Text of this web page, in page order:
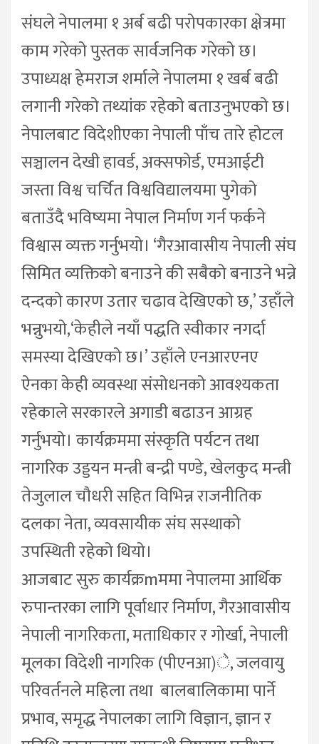
संघले नेपालमा १ अर्ब बढी परोपकारका क्षेत्रमा
काम गरेको पुस्तक सार्वजनिक गरेको छ।
उपाध्यक्ष हेमराज शर्माले नेपालमा १ खर्ब बढी
लगानी गरेको तथ्यांक रहेको बताउनुभएको छ।
नेपालबाट विदेशीएका नेपाली पाँच तारे होटल
सञ्चालन देखी हावर्ड, अक्सफोर्ड, एमआईटी
जस्ता विश्व चर्चित विश्वविद्यालयमा पुगेको
बताउँदै भविष्यमा नेपाल निर्माण गर्न फर्कने
विश्वास व्यक्त गर्नुभयो। ‘गैरआवासीय नेपाली संघ
सिमित व्यक्तिको बनाउने की सबैको बनाउने भन्ने
दन्दको कारण उतार चढाव देखिएको छ,’ उहाँले
भन्नुभयो,‘केहीले नयाँ पद्धति स्वीकार नगर्दा
समस्या देखिएको छ।’ उहाँले एनआरएनए
ऐनका केही व्यवस्था संसोधनको आवश्यकता
रहेकाले सरकारले अगाडी बढाउन आग्रह
गर्नुभयो। कार्यक्रममा संस्कृति पर्यटन तथा
नागरिक उड्डयन मन्त्री बन्द्री पण्डे, खेलकुद मन्त्री
तेजुलाल चौधरी सहित विभिन्न राजनीतिक
दलका नेता, व्यवसायीक संघ सस्थाको
उपस्थिती रहेको थियो।
आजबाट सुरु कार्यक्रmममा नेपालमा आर्थिक
रुपान्तरका लागि पूर्वाधार निर्माण, गैरआवासीय
नेपाली नागरिकता, मताधिकार र गोर्खा, नेपाली
मूलका विदेशी नागरिक (पीएनआ)े, जलवायु
परिवर्तनले महिला तथा बालबालिकामा पार्ने
प्रभाव, समृद्ध नेपालका लागि विज्ञान, ज्ञान र